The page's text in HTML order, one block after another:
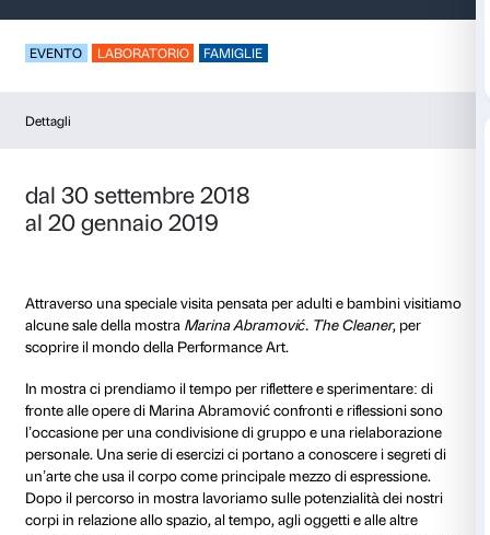
Vestirsi d’energia
EVENTO LABORATORIO
Dettagli
dal 30 settembre 2018
al 20 gennaio 2019